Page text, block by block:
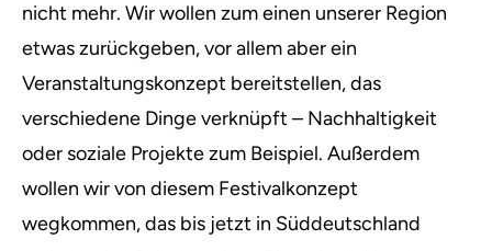
nicht mehr. Wir wollen zum einen unserer Region
etwas zurückgeben, vor allem aber ein
Veranstaltungskonzept bereitstellen, das
verschiedene Dinge verknüpft – Nachhaltigkeit
oder soziale Projekte zum Beispiel. Außerdem
wollen wir von diesem Festivalkonzept
wegkommen, das bis jetzt in Süddeutschland